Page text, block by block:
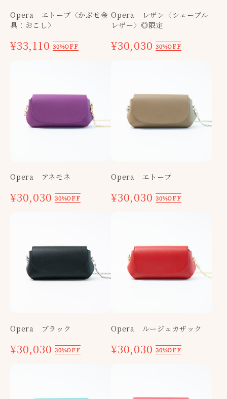
Opera エトープ〈かぶせ金
具：おこし〉
¥33,110 30%OFF
Opera レザン〈シェーブル
レザー〉◎限定
¥30,030 30%OFF
Opera アネモネ
¥30,030 30%OFF
Opera エトープ
¥30,030 30%OFF
Opera ブラック
¥30,030 30%OFF
Opera ルージュカザック
¥30,030 30%OFF